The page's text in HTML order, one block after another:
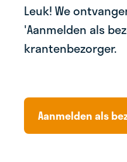
Leuk! We
'Aanmelden als
krantenbezorger.
Aanmelden als